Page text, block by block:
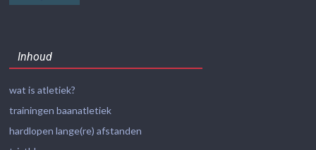
Inhoud
wat is atletiek?
trainingen baanatletiek
hardlopen lange(re) afstanden